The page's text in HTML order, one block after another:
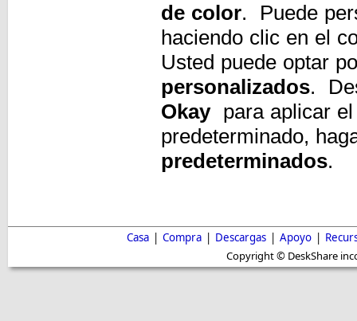
de color. Puede
haciendo clic en el
Usted puede optar
personalizados.
Okaypara aplicar el
predeterminado,
predeterminados.
Casa | Compra | Descargas | Apoyo |
Copyright © DeskShare